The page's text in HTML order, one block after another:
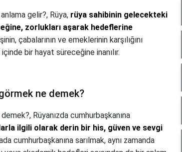
anlama gelir?, Rüya, rüya sahibinin gelecekteki
zorlukları aşarak hedeflerine
çabalarının ve emeklerinin karşılığını
bir hayat süreceğine inanılır.
ne demek?
demek?, Rüyanızda cumhurbaşkanına
ilgili olarak derin bir his, güven ve sevgi
cumhurbaşkanına sarılmak, aynı zamanda